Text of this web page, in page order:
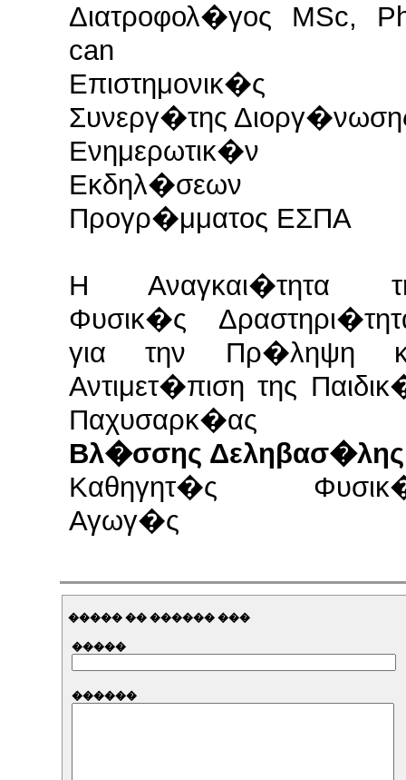
Διατροφολ�γος MSc,
can
Επιστημονικ�ς
Συνεργ�της
Ενημερωτικ�ν
Εκδηλ�σεων
Προγρ�μματος ΕΣΠΑ
Η Αναγκαι�τητα
Φυσικ�ς
για την Πρ�ληψη
Αντιμετ�πιση της
Παχυσαρκ�ας
Βλ�σσης Δεληβασ�λης
Καθηγητ�ς
Αγωγ�ς
����� �� ������ ���
�����
������